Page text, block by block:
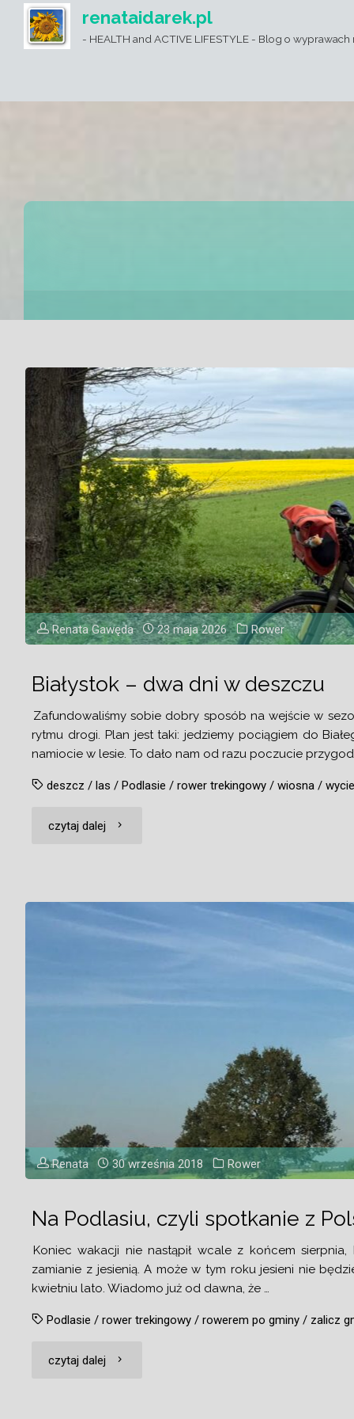
renataidarek.pl
- HEALTH and ACTIVE LIFESTYLE - Blog o
Renata Gawęda 23 maja 2026 Rower
Białystok – dwa dni w deszczu
Zafundowaliśmy sobie dobry sposób na wejście w
rytmu drogi. Plan jest taki: jedziemy pociągiem do
namiocie w lesie. To dało nam od razu poczucie
deszcz /las /Podlasie /rower trekingowy /wiosna /
czytaj dalej "Białystok
deszczu"
Renata 30 września 2018 Rower
Na Podlasiu, czyli spotkanie z
Koniec wakacji nie nastąpił wcale z końcem
zamianie z jesienią. A może w tym roku jesieni nie
kwietniu lato. Wiadomo już od dawna, że …
Podlasie /rower trekingowy /rowerem po gminy / zalicz
czytaj dalej "Na